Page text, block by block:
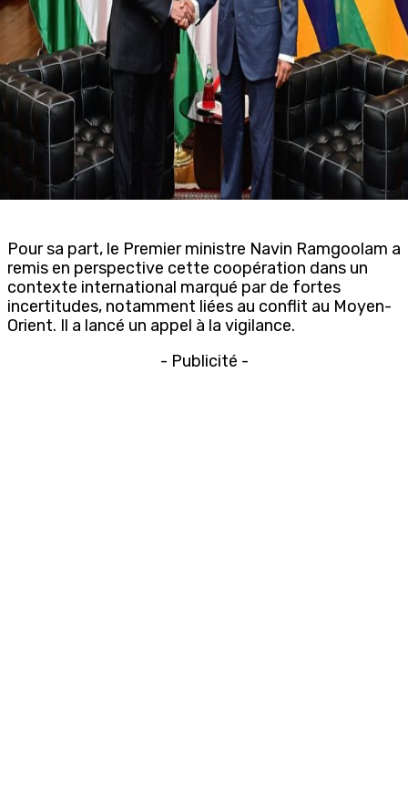
Pour sa part, le Premier ministre Navin Ramgoolam a
remis en perspective cette coopération dans un
contexte international marqué par de fortes
incertitudes, notamment liées au conflit au Moyen-
Orient. Il a lancé un appel à la vigilance.
- Publicité -